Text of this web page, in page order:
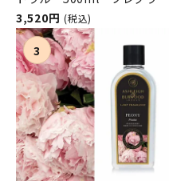
スランプ用オイル
ASHLEIGH&BURWOOD（ア
シュレイアンドバーウッド）
3,520円 (税込)